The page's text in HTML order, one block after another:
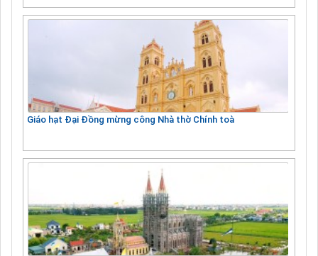
Giáo hạt Đại Đồng mừng công Nhà thờ Chính toà